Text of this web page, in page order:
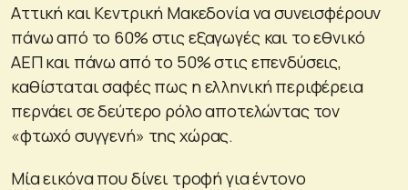
Αττική και Κεντρική Μακεδονία να συνεισφέρουν
πάνω από το 60% στις εξαγωγές και το εθνικό
ΑΕΠ και πάνω από το 50% στις επενδύσεις,
καθίσταται σαφές πως η ελληνική περιφέρεια
περνάει σε δεύτερο ρόλο αποτελώντας τον
«φτωχό συγγενή» της χώρας.
Μία εικόνα που δίνει τροφή για έντονο